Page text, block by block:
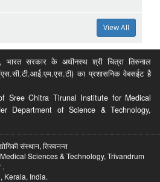
View All
भारत सरकार के अधीनस्थ श्री चित्रा तिरुनाल
का प्रशासनिक वेबसईट है
Sree Chitra Tirunal Institute for Medical
Department of Science & Technology,
संस्थान, तिरुवनन्त
Sciences & Technology, Trivandrum
.
Kerala, India.